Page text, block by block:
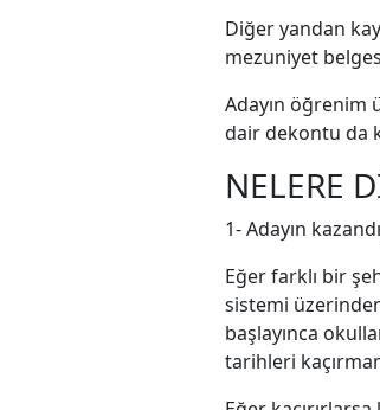
Diğer yandan
mezuniyet
Adayın öğrenim
dair dekontu da
NELERE
1- Adayın
Eğer farklı bir
sistemi
başlayınca
tarihleri